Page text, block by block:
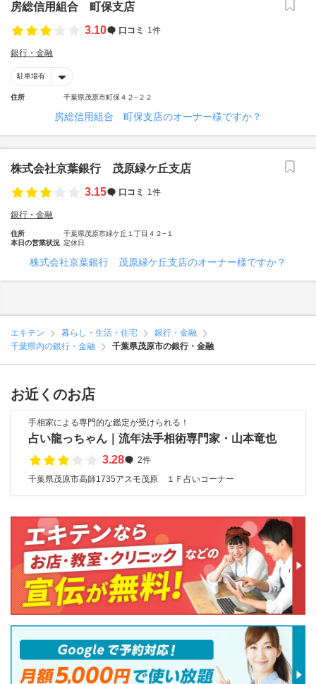
房総信用組合 町保支店
3.10
口コミ 1件
銀行・金融
駐車場有
住所 千葉県茂原市町保４２−２２
房総信用組合 町保支店のオーナー様ですか？
株式会社京葉銀行 茂原緑ケ丘支店
3.15
口コミ 1件
銀行・金融
住所
千葉県茂原市緑ケ丘１丁目４２−１
本日の営業状況 定休日
株式会社京葉銀行 茂原緑ケ丘支店のオーナー様ですか？
エキテン 暮らし・生活・住宅
銀行・金融
千葉県内の銀行・金融
千葉県茂原市の銀行・金融
お近くのお店
手相家による専門的な鑑定が受けられる！
占い龍っちゃん｜流年法手相術専門家・山本竜也
3.28
2件
千葉県茂原市高師1735アスモ茂原 １Ｆ占いコーナー